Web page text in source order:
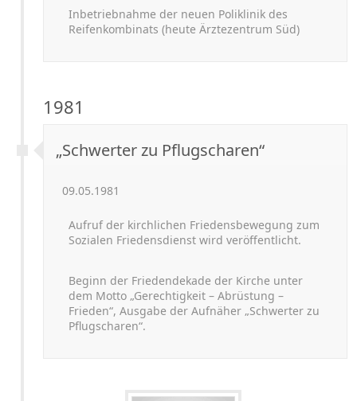
Inbetriebnahme der neuen Poliklinik des
Reifenkombinats (heute Ärztezentrum Süd)
1981
„Schwerter zu Pflugscharen“
09.05.1981
Aufruf der kirchlichen Friedensbewegung zum
Sozialen Friedensdienst wird veröffentlicht.
Beginn der Friedendekade der Kirche unter
dem Motto „Gerechtigkeit – Abrüstung –
Frieden“, Ausgabe der Aufnäher „Schwerter zu
Pflugscharen“.